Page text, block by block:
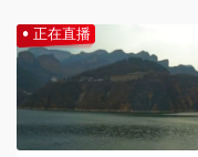
正在直播